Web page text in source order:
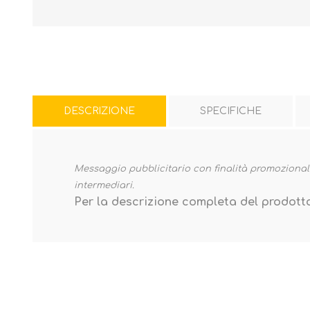
DESCRIZIONE SPECIFICHE
Messaggio pubblicitario con finalità
intermediari.
Per la descrizione completa del